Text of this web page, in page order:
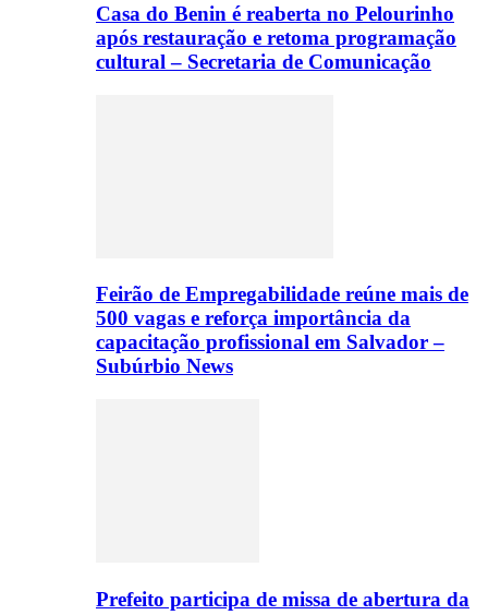
Casa do Benin é reaberta no Pelourinho
após restauração e retoma programação
cultural – Secretaria de Comunicação
Feirão de Empregabilidade reúne mais de
500 vagas e reforça importância da
capacitação profissional em Salvador –
Subúrbio News
Prefeito participa de missa de abertura da